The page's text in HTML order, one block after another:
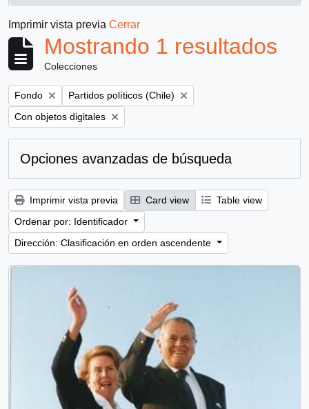
Imprimir vista previa Cerrar
Mostrando 1 resultados
Colecciones
Remove filter:
Fondo Remove filter:
Partidos políticos (Chile)
Remove filter:
Con objetos digitales
Opciones avanzadas de búsqueda
Imprimir vista previa Card view
Table view
Ordenar por: Identificador
Dirección: Clasificación en orden ascendente